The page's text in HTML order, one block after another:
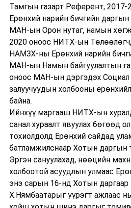
Тамгын газарт Референт,
Ерөнхий нарийн бичгийн
МАН-ын Орон нутаг, намын
2020 оноос НИТХ-ын
НАМЗХ-ны Ерөнхий нарийн
МАН-ын Намын байгуулалтын
оноос МАН-ын дэргэдэх
залуучуудын холбооны
байна.
Ийнхүү маргааш НИТХ-ын
санал хураалт явуулах бөгөөд
тохиолдолд Ерөнхий сайдад
батламжилснаар Хотын даргын
Эргэн сануулахад, нөөцийн
холбоотой асуудлын улмаас
энэ сарын 16-нд Хотын
Х.Нямбаатарыг үүрэгт ажлаас